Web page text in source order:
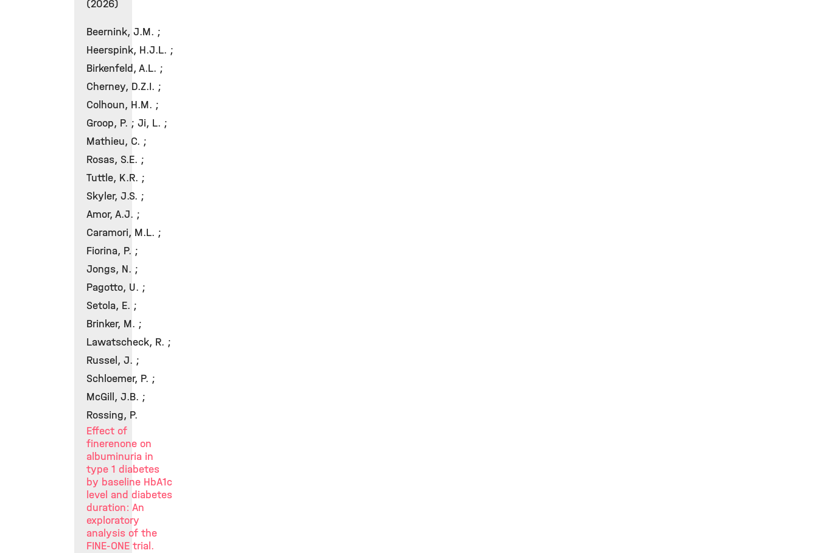
(2026)
Beernink, J.M. ;
Heerspink, H.J.L. ;
Birkenfeld, A.L. ;
Cherney, D.Z.I. ;
Colhoun, H.M. ;
Groop, P. ; Ji, L. ;
Mathieu, C. ;
Rosas, S.E. ;
Tuttle, K.R. ;
Skyler, J.S. ;
Amor, A.J. ;
Caramori, M.L. ;
Fiorina, P. ;
Jongs, N. ;
Pagotto, U. ;
Setola, E. ;
Brinker, M. ;
Lawatscheck, R. ;
Russel, J. ;
Schloemer, P. ;
McGill, J.B. ;
Rossing, P.
Effect of
finerenone on
albuminuria in
type 1 diabetes
by baseline HbA1c
level and diabetes
duration: An
exploratory
analysis of the
FINE-ONE trial.